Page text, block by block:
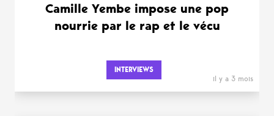
Camille Yembe impose une pop
nourrie par le rap et le vécu
INTERVIEWS
il y a 3 mois